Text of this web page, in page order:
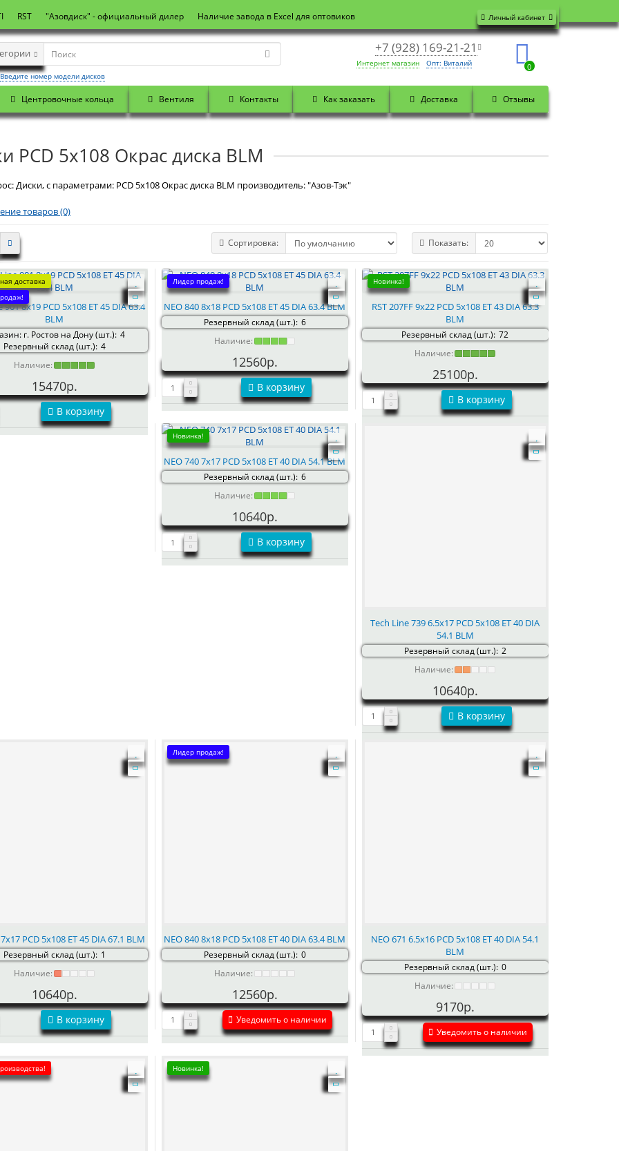
Личный кабинет
RST "Азовдиск" - официальный дилер Наличие завода в Excel для оптовиков
+7 (928) 169-21-21
Интернет магазин Опт: Виталий 0
Введите номер модели дисков
Центровочные кольца Вентиля Контакты Как заказать Доставка Отзывы
PCD 5x108 Окрас диска BLM
Диски, с параметрами: PCD 5x108 Окрас диска BLM производитель: "Азов-Тэк"
товаров (0)
Сортировка: Показать:
доставка
901 8x19 PCD 5x108 ET 45 DIA 63.4
BLM
г. Ростов на Дону (шт.): 4
Резервный склад (шт.): 4
Наличие:
15470р.
В корзину
Лидер продаж!
NEO 840 8x18 PCD 5x108 ET 45 DIA 63.4 BLM
Резервный склад (шт.): 6
Наличие:
12560р.
В корзину
Новинка!
RST 207FF 9x22 PCD 5x108 ET 43 DIA 63.3
BLM
Резервный склад (шт.): 72
Наличие:
25100р.
В корзину
Новинка!
NEO 740 7x17 PCD 5x108 ET 40 DIA 54.1 BLM
Резервный склад (шт.): 6
Наличие:
10640р.
В корзину
Tech Line 739 6.5x17 PCD 5x108 ET 40 DIA
54.1 BLM
Резервный склад (шт.): 2
Наличие:
10640р.
В корзину
PCD 5x108 ET 45 DIA 67.1 BLM
Резервный склад (шт.): 1
Наличие:
10640р.
В корзину
Лидер продаж!
NEO 840 8x18 PCD 5x108 ET 40 DIA 63.4 BLM
Резервный склад (шт.): 0
Наличие:
12560р.
Уведомить о наличии
NEO 671 6.5x16 PCD 5x108 ET 40 DIA 54.1
BLM
Резервный склад (шт.): 0
Наличие:
9170р.
Уведомить о наличии
Новинка!